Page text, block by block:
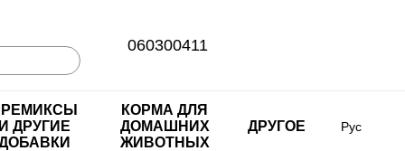
060300411
И ДРУГИЕ
КОРМА ДЛЯ
ДОМАШНИХ
ЖИВОТНЫХ
ДРУГОЕ Рус